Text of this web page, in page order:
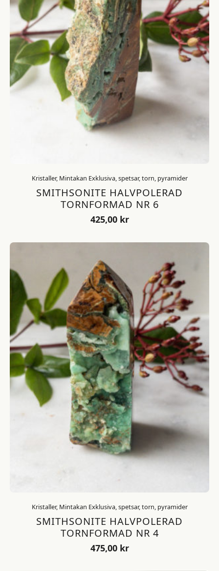
Kristaller, Mintakan Exklusiva, spetsar, torn, pyramider
SMITHSONITE HALVPOLERAD
TORNFORMAD NR 6
425,00 kr
Kristaller, Mintakan Exklusiva, spetsar, torn, pyramider
SMITHSONITE HALVPOLERAD
TORNFORMAD NR 4
475,00 kr